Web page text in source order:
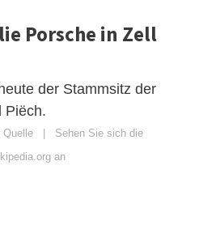
Porsche in Zell
der Stammsitz der
Piëch.
Quelle | Sehen Sie sich die
an